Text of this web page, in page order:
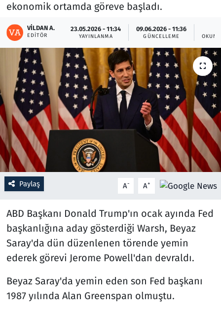
ekonomik ortamda göreve başladı.
VILDAN A.
EDITÖR
23.05.2026 - 11:34
YAYINLANMA
09.06.2026 - 11:36
GÜNCELLEME
Paylaş A- A+
ABD Başkanı Donald Trump'ın ocak ayında Fed
başkanlığına aday gösterdiği Warsh, Beyaz
Saray'da dün düzenlenen törende yemin
ederek görevi Jerome Powell'dan devraldı.
Beyaz Saray'da yemin eden son Fed başkanı
1987 yılında Alan Greenspan olmuştu.
Otomobil
Oyun
Ramazan
Resmi İlanlar
Rüya Tabirleri
Sağlık
Savunma Sanayi
Seçim 2023
Spor
Teknoloji ve Bilim
Televizyon